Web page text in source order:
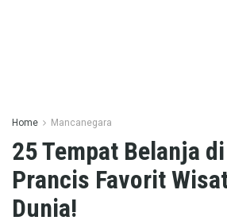
Home Mancanegara
25 Tempat Belanja
Prancis Favorit
Dunia!